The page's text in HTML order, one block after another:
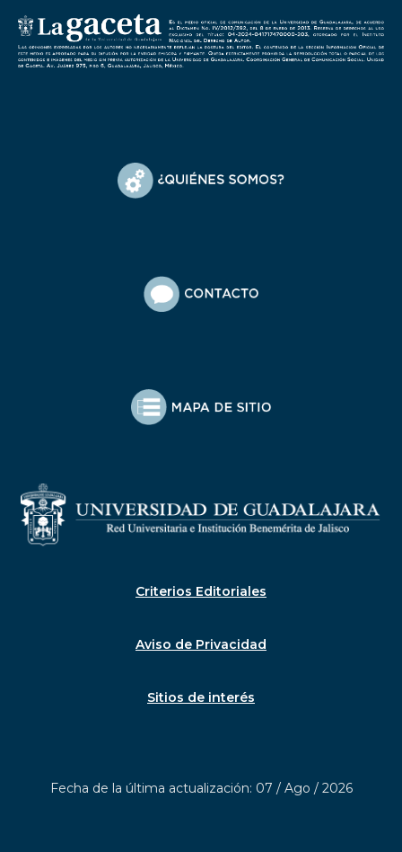
Criterios Editoriales
Aviso de Privacidad
Sitios de interés
Fecha de la última actualización: 07 / Ago / 2026